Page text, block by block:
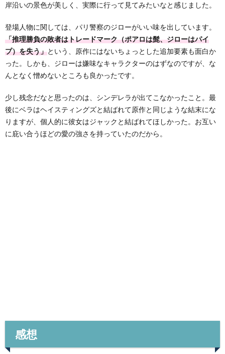
岸沿いの景色が美しく、実際に行って見てみたいなと感じました。
登場人物に関しては、パリ警察のジローがいい味を出しています。
「推理勝負の敗者はトレードマーク（ポアロは髭、ジローはパイ
プ）を失う」という、原作にはないちょっとした追加要素も面白か
った。しかも、ジローは嫌味なキャラクターのはずなのですが、な
んとなく憎めないところも良かったです。
少し残念だなと思ったのは、シンデレラが出てこなかったこと。最
後にベラはヘイスティングズと結ばれて原作と同じような結末にな
りますが、個人的に彼女はジャックと結ばれてほしかった。お互い
に庇い合うほどの愛の強さを持っていたのだから。
感想